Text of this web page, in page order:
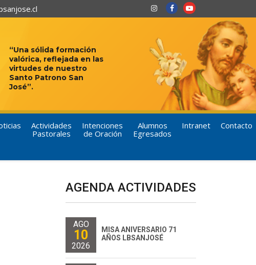
“Una sólida formación
valórica, reflejada en las
virtudes de nuestro
Santo Patrono San
José”.
Actividades
Pastorales
Intenciones
de Oración
Alumnos
Egresados
Intranet Contacto
AGENDA ACTIVIDADES
AGO
10
2026
MISA ANIVERSARIO 71
AÑOS LBSANJOSÉ